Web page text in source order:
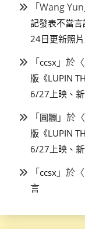
「Wang Yun
記發表不當
24日更新照片
「ccsx 」於〈
版《LUPIN
6/27上映、新
「圓糰 」於〈
版《LUPIN
6/27上映、新
「ccsx 」於〈
言